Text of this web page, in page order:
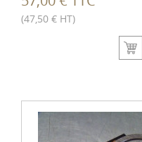
(47,50 € HT)